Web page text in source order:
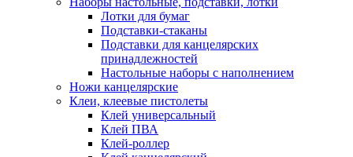
Лотки для бумаг
Подставки-стаканы
Подставки для канцелярских
принадлежностей
Настольные наборы с наполнением
Ножи канцелярские
Клеи, клеевые пистолеты
Клей универсальный
Клей ПВА
Клей-роллер